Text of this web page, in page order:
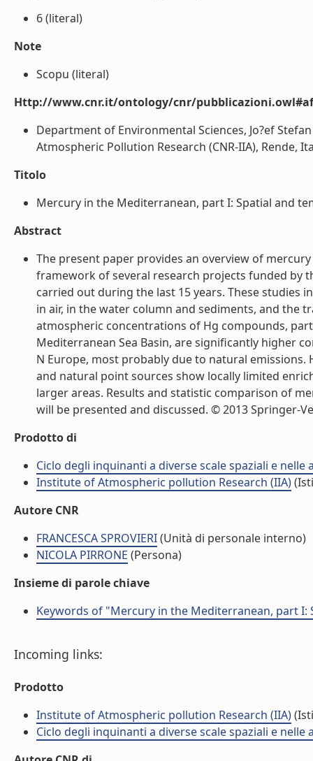
6 (literal)
Note
Scopu (literal)
Http://www.cnr.it/ontology/cnr/
Department of Environmental Sciences, Jo?ef
Atmospheric Pollution Research (CNR-IIA), Rende,
Titolo
Mercury in the Mediterranean, part I: Spatial and
Abstract
The present paper provides an overview of
framework of several research projects funded by
carried out during the last 15 years. These
in air, in the water column and sediments, and the
atmospheric concentrations of Hg compounds,
Mediterranean Sea Basin, are significantly higher
N Europe, most probably due to natural
and natural point sources show locally limited
larger areas. Results and statistic comparison of
will be presented and discussed. © 2013 Springer-
Prodotto di
Ciclo degli inquinanti a diverse scale spaziali e nelle
Institute of Atmospheric pollution Research (IIA)
Autore CNR
FRANCESCA SPROVIERI(Unità di personale interno)
NICOLA PIRRONE (Persona)
Insieme di parole chiave
Keywords of "Mercury in the Mediterranean, part
Incoming links:
Prodotto
Institute of Atmospheric pollution Research (IIA)
Ciclo degli inquinanti a diverse scale spaziali e nelle